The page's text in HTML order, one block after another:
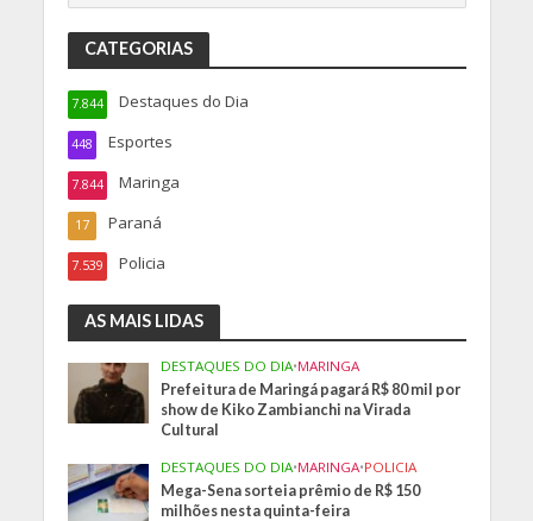
CATEGORIAS
Destaques do Dia
7.844
Esportes
448
Maringa
7.844
Paraná
17
Policia
7.539
AS MAIS LIDAS
DESTAQUES DO DIA•MARINGA
Prefeitura de Maringá pagará R$ 80 mil por
show de Kiko Zambianchi na Virada
Cultural
DESTAQUES DO DIA•MARINGA•POLICIA
Mega-Sena sorteia prêmio de R$ 150
milhões nesta quinta-feira